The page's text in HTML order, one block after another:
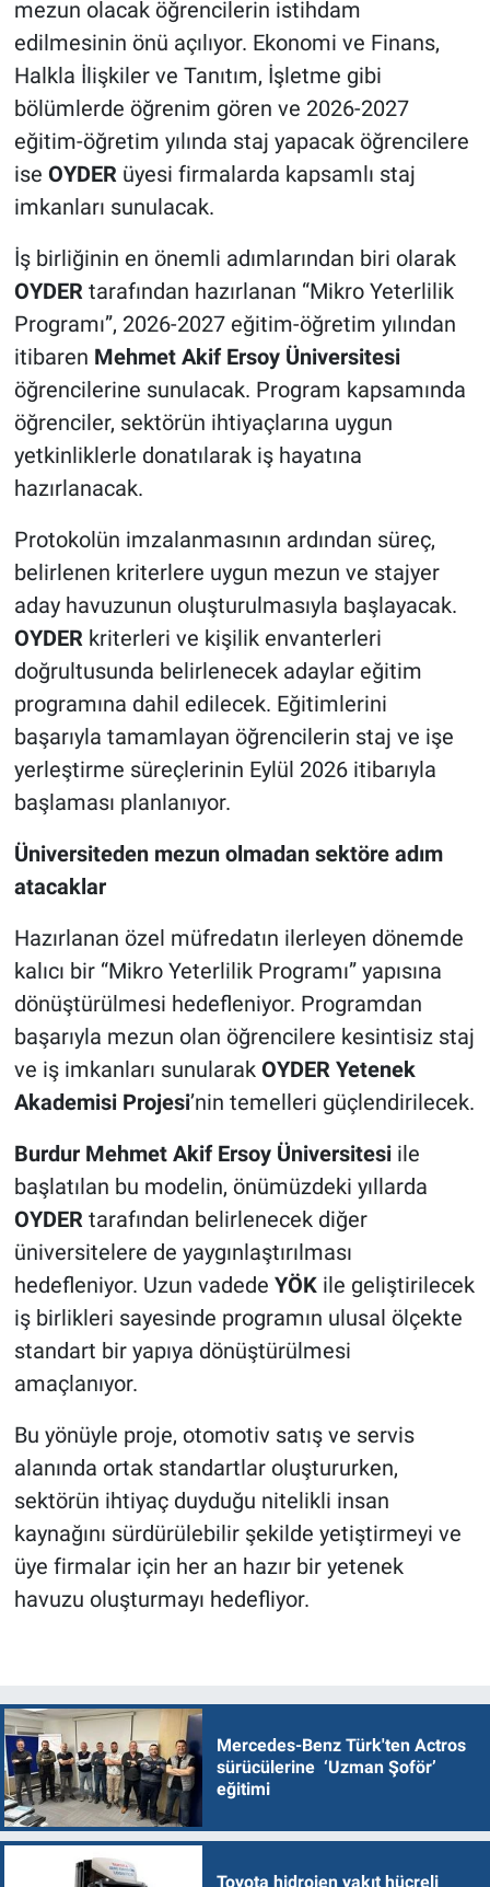
mezun olacak öğrencilerin istihdam
edilmesinin önü açılıyor. Ekonomi ve Finans,
Halkla İlişkiler ve Tanıtım, İşletme gibi
bölümlerde öğrenim gören ve 2026-2027
eğitim-öğretim yılında staj yapacak öğrencilere
ise OYDER üyesi firmalarda kapsamlı staj
imkanları sunulacak.
İş birliğinin en önemli adımlarından biri olarak
OYDER tarafından hazırlanan “Mikro Yeterlilik
Programı”, 2026-2027 eğitim-öğretim yılından
itibaren Mehmet Akif Ersoy Üniversitesi
öğrencilerine sunulacak. Program kapsamında
öğrenciler, sektörün ihtiyaçlarına uygun
yetkinliklerle donatılarak iş hayatına
hazırlanacak.
Protokolün imzalanmasının ardından süreç,
belirlenen kriterlere uygun mezun ve stajyer
aday havuzunun oluşturulmasıyla başlayacak.
OYDER kriterleri ve kişilik envanterleri
doğrultusunda belirlenecek adaylar eğitim
programına dahil edilecek. Eğitimlerini
başarıyla tamamlayan öğrencilerin staj ve işe
yerleştirme süreçlerinin Eylül 2026 itibarıyla
başlaması planlanıyor.
Üniversiteden mezun olmadan sektöre adım
atacaklar
Hazırlanan özel müfredatın ilerleyen dönemde
kalıcı bir “Mikro Yeterlilik Programı” yapısına
dönüştürülmesi hedefleniyor. Programdan
başarıyla mezun olan öğrencilere kesintisiz staj
ve iş imkanları sunularak OYDER Yetenek
Akademisi Projesi’nin temelleri güçlendirilecek.
Burdur Mehmet Akif Ersoy Üniversitesiile
başlatılan bu modelin, önümüzdeki yıllarda
OYDER tarafından belirlenecek diğer
üniversitelere de yaygınlaştırılması
hedefleniyor. Uzun vadede YÖKile geliştirilecek
iş birlikleri sayesinde programın ulusal ölçekte
standart bir yapıya dönüştürülmesi
amaçlanıyor.
Bu yönüyle proje, otomotiv satış ve servis
alanında ortak standartlar oluştururken,
sektörün ihtiyaç duyduğu nitelikli insan
kaynağını sürdürülebilir şekilde yetiştirmeyi ve
üye firmalar için her an hazır bir yetenek
havuzu oluşturmayı hedefliyor.
Mercedes-Benz Türk'ten Actros
sürücülerine ‘Uzman Şoför’
eğitimi
Toyota hidrojen yakıt hücreli